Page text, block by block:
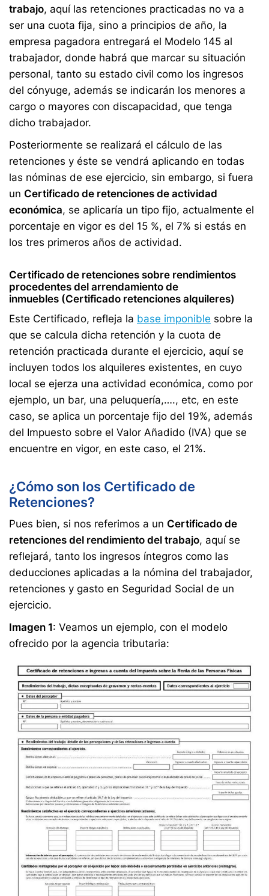
trabajo, aquí las retenciones practicadas no va a
ser una cuota fija, sino a principios de año, la
empresa pagadora entregará el Modelo 145 al
trabajador, donde habrá que marcar su situación
personal, tanto su estado civil como los ingresos
del cónyuge, además se indicarán los menores a
cargo o mayores con discapacidad, que tenga
dicho trabajador.
Posteriormente se realizará el cálculo de las
retenciones y éste se vendrá aplicando en todas
las nóminas de ese ejercicio, sin embargo, si fuera
un Certificado de retenciones de actividad
económica, se aplicaría un tipo fijo, actualmente el
porcentaje en vigor es del 15 %, el 7% si estás en
los tres primeros años de actividad.
Certificado de retenciones sobre rendimientos
procedentes del arrendamiento de
inmuebles (Certificado retenciones alquileres)
Este Certificado, refleja la base imponible sobre la
que se calcula dicha retención y la cuota de
retención practicada durante el ejercicio, aquí se
incluyen todos los alquileres existentes, en cuyo
local se ejerza una actividad económica, como por
ejemplo, un bar, una peluquería,…., etc, en este
caso, se aplica un porcentaje fijo del 19%, además
del Impuesto sobre el Valor Añadido (IVA) que se
encuentre en vigor, en este caso, el 21%.
¿Cómo son los Certificado de
Retenciones?
Pues bien, si nos referimos a un Certificado de
retenciones del rendimiento del trabajo, aquí se
reflejará, tanto los ingresos íntegros como las
deducciones aplicadas a la nómina del trabajador,
retenciones y gasto en Seguridad Social de un
ejercicio.
Imagen 1: Veamos un ejemplo, con el modelo
ofrecido por la agencia tributaria: